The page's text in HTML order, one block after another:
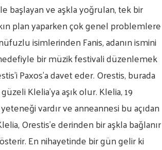
başlayan ve aşkla yoğrulan, tek bir
plan yaparken çok genel problemlere
isimlerinden Fanis, adanın ismini
bir müzik festivali düzenlemek
Paxos’a davet eder. Orestis, burada
Klelia’ya aşık olur. Klelia, 19
vardır ve anneannesi bu açıdan
Orestis’e derinden bir aşkla bağlanır
En nihayetinde bir gün gelir ki